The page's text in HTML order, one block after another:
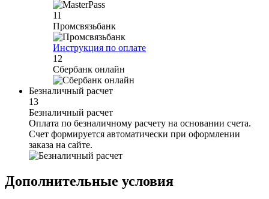
11
Промсвязьбанк
Инструкция по оплате
12
Сбербанк онлайн
Безналичный расчет
13
Безналичный расчет
Оплата по безналичному расчету на основании счета.
Счет формируется автоматически при оформлении
заказа на сайте.
Дополнительные условия